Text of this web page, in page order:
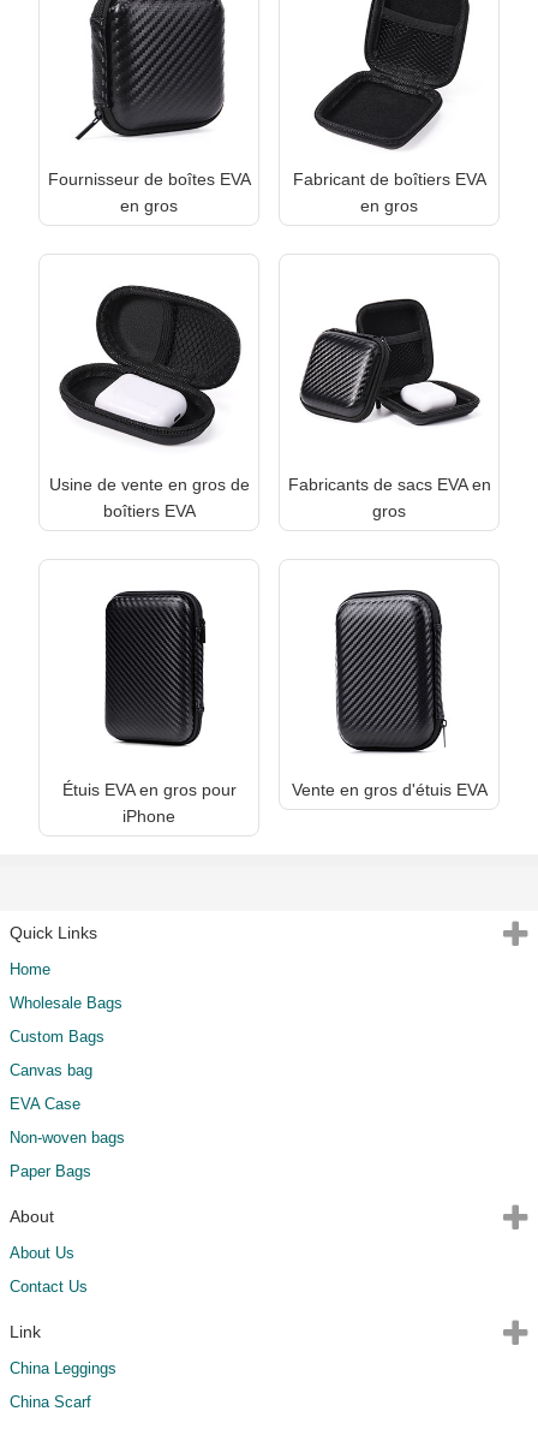
Fournisseur de boîtes EVA
en gros
Fabricant de boîtiers EVA
en gros
Usine de vente en gros de
boîtiers EVA
Fabricants de sacs EVA en
gros
Étuis EVA en gros pour
iPhone
Vente en gros d'étuis EVA
Quick Links
Home
Wholesale Bags
Custom Bags
Canvas bag
EVA Case
Non-woven bags
Paper Bags
About
About Us
Contact Us
Link
China Leggings
China Scarf